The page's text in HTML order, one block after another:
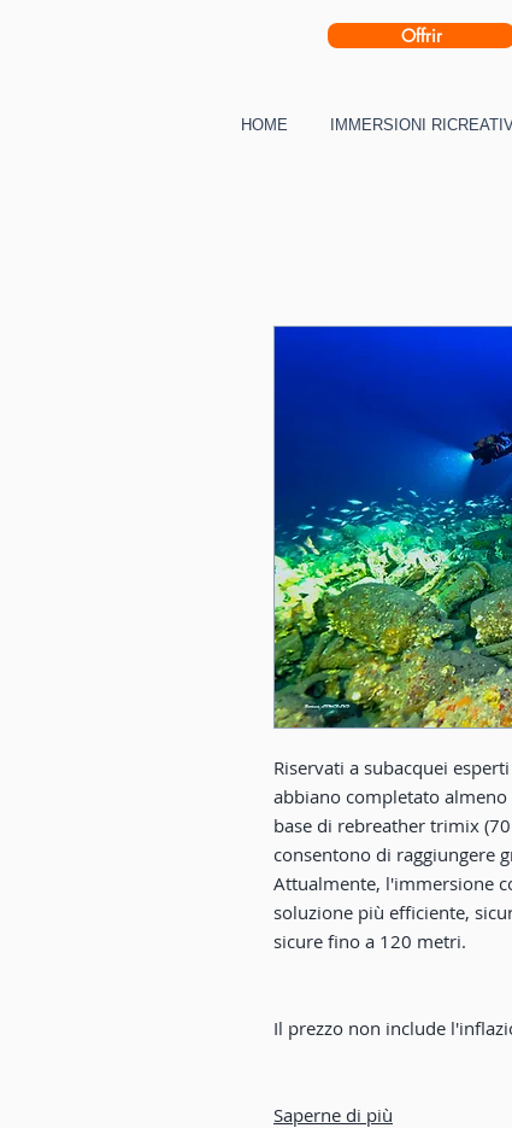
Offrir
HOME IMMERSIONI
Riservati a subacquei
abbiano completato
base di rebreather trimix
consentono di raggiungere
Attualmente, l'immersione
soluzione più efficiente,
sicure fino a 120 metri.
Il prezzo non include
Saperne di più